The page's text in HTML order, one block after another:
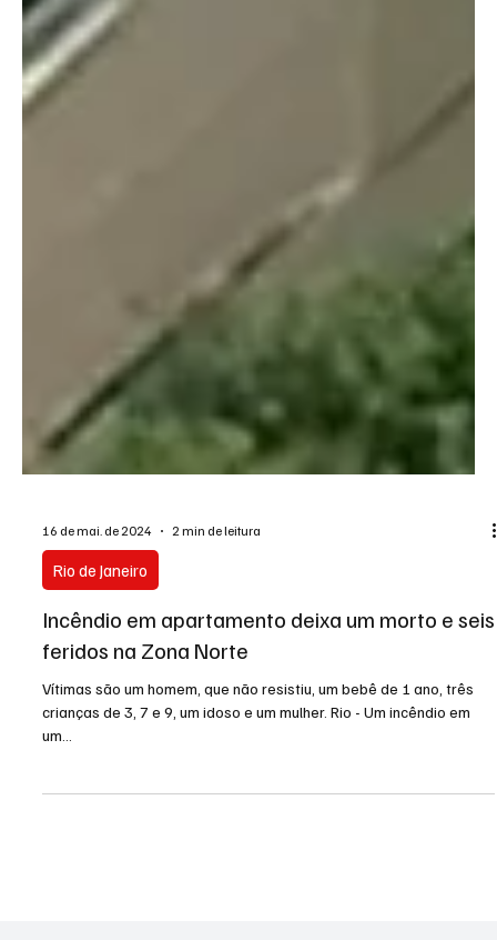
16 de mai. de 2024 2 min de leitura
Rio de Janeiro
Incêndio em apartamento deixa um morto e seis
feridos na Zona Norte
crianças de 3, 7 e 9, um idoso e um mulher. Rio - Um incêndio em